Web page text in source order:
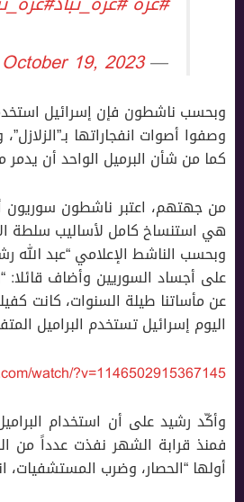
— Ahmed El-Madhoun (@madhoun95)
October 19, 2023
وبحسب ناشطون فإن إسرائيل
وصفوا أصوات انفجاراتها
كما من شأن البرميل الواحد أن يدمر
من جهتهم، اعتبر ناشطون سوريون
هي استنساخ كامل لأساليب سلطة
وبحسب الناشط الإعلامي “عبد الله
على أجساد السوريين وأضاف قائلا:
عن مأساتنا طيلة السنوات، كانت
اليوم إسرائيل تستخدم البراميل
watch/?v=1146502915367145
وأكّد رشيد على أن استخدام
فمنذ قرابة الشهر نفذت عدداً من
أولها “الحصار، وضرب المستشفيات،